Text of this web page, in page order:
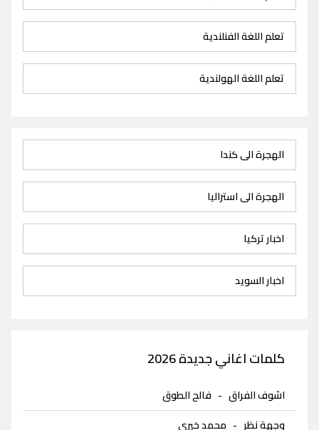
تعلم اللغة الفنلندية
تعلم اللغة الهولندية
الهجرة الى كندا
الهجرة الى استراليا
اخبار تركيا
اخبار السويد
كلمات اغاني جديدة 2026
اشوف الفراق - فالح الطوق
وجهة نظر - محمد خيري